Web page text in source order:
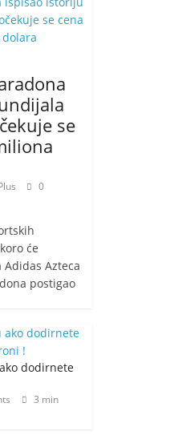
se
0
će
Azteca
postigao
dodirnete
3 min